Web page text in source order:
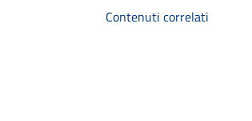
Contenuti correlati